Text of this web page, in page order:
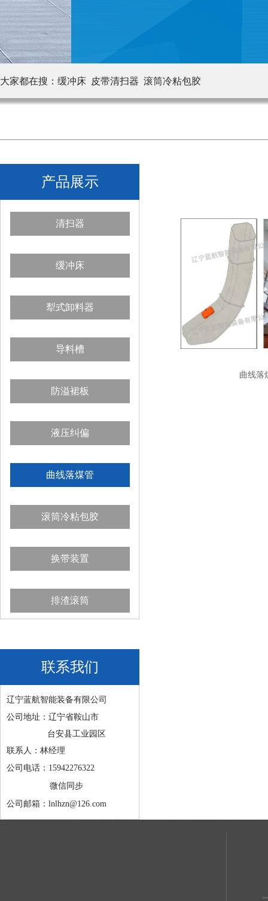
大家都在搜： 缓冲床 皮带清扫器 滚筒冷粘包胶
产品展示
清扫器
缓冲床
犁式卸料器
导料槽
防溢裙板
液压纠偏
曲线落煤管
滚筒冷粘包胶
换带装置
排渣滚筒
联系我们
辽宁蓝航智能装备有限公司
公司地址：辽宁省鞍山市
台安县工业园区
联系人：林经理
公司电话：15942276322
微信同步
公司邮箱：lnlhzn@126.com
曲线落